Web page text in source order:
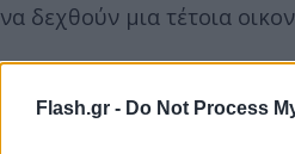
Flash.gr - Do Not Process
να δεχθούν μια τέτοια
Ο Ρώσος Πρόεδρος
για το σύστημα